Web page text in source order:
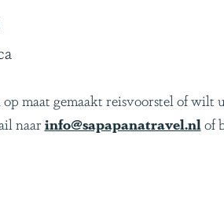
maat gemaakt reisvoorstel of wilt
naarinfo@sapapanatravel.nlof